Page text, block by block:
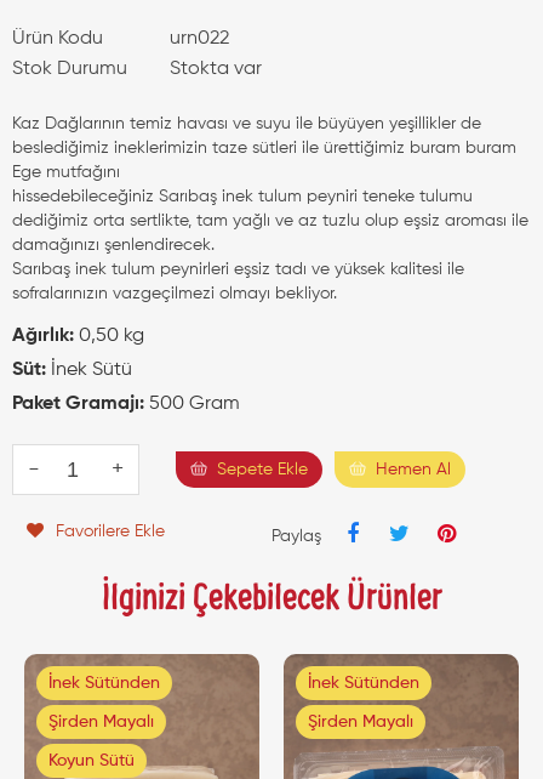
Ürün Kodu
urn022
Stok Durumu
Stokta var
Kaz Dağlarının temiz havası ve suyu ile büyüyen yeşillikler de
beslediğimiz ineklerimizin taze sütleri ile ürettiğimiz buram buram
Ege mutfağını
hissedebileceğiniz Sarıbaş inek tulum peyniri teneke tulumu
dediğimiz orta sertlikte, tam yağlı ve az tuzlu olup eşsiz aroması ile
damağınızı şenlendirecek.
Sarıbaş inek tulum peynirleri eşsiz tadı ve yüksek kalitesi ile
sofralarınızın vazgeçilmezi olmayı bekliyor.
Ağırlık: 0,50 kg
Süt: İnek Sütü
Paket Gramajı: 500 Gram
- + Sepete Ekle Hemen Al
Favorilere Ekle Paylaş
İlginizi Çekebilecek Ürünler
İnek Sütünden
Şirden Mayalı
Koyun Sütü
İnek Sütünden
Şirden Mayalı